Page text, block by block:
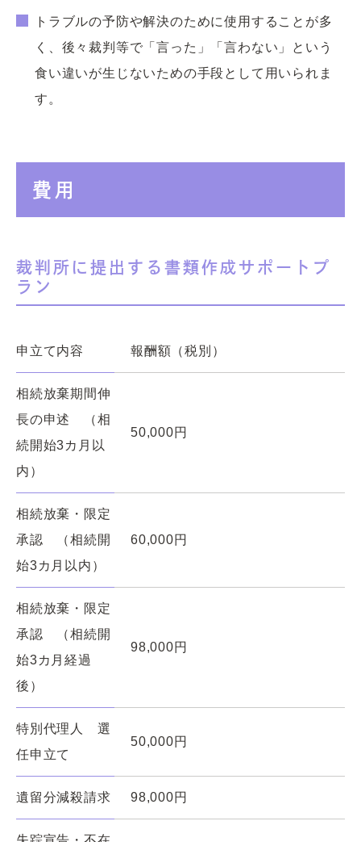
トラブルの予防や解決のために使用することが多
く、後々裁判等で「言った」「言わない」という
食い違いが生じないための手段として用いられま
す。
費用
裁判所に提出する書類作成サポートプ
ラン
申立て内容 報酬額（税別）
相続放棄期間伸
長の申述 （相
続開始3カ月以
内）
50,000円
相続放棄・限定
承認 （相続開
始3カ月以内）
60,000円
相続放棄・限定
承認 （相続開
始3カ月経過
後）
98,000円
特別代理人 選
任申立て
50,000円
遺留分減殺請求 98,000円